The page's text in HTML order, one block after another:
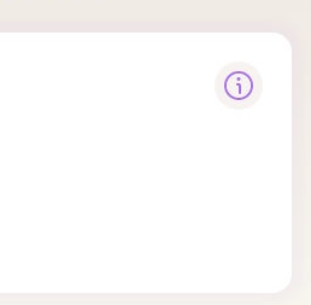
ni relleno de ojeras.